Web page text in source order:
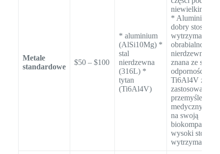
Metale
standardowe
$50 – $100
* aluminium
(AlSi10Mg) *
stal
nierdzewna
(316L) *
tytan
(Ti6Al4V)
niewielkim
* Aluminium
dobry stosunek
wytrzymałości
obrabialność. *
nierdzewna
znana ze swojej
odporności na
Ti6Al4V
zastosowanie w
przemyśle
medycznym ze
na swoją
wysoki
wytrzymałości